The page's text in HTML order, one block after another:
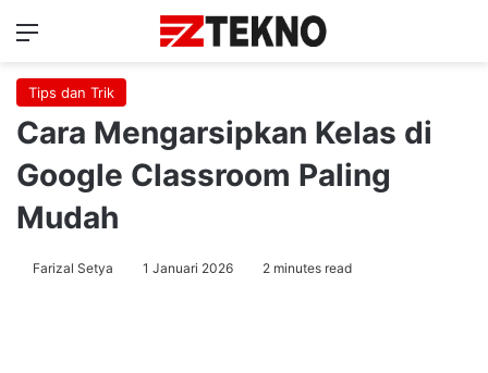
Menu
Tips dan Trik
Cara Mengarsipkan Kelas di
Google Classroom Paling
Mudah
Farizal Setya 1 Januari 2026 2 minutes read